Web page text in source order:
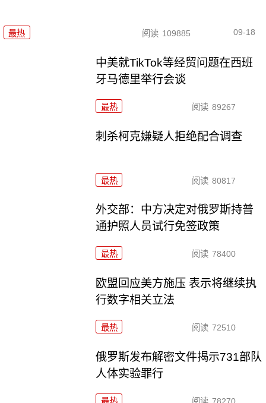
最热 阅读 109885 09-18
中美就TikTok等经贸问题在西班
牙马德里举行会谈
最热 阅读 89267
刺杀柯克嫌疑人拒绝配合调查
最热 阅读 80817
外交部：中方决定对俄罗斯持普
通护照人员试行免签政策
最热 阅读 78400
欧盟回应美方施压 表示将继续执
行数字相关立法
最热 阅读 72510
俄罗斯发布解密文件揭示731部队
人体实验罪行